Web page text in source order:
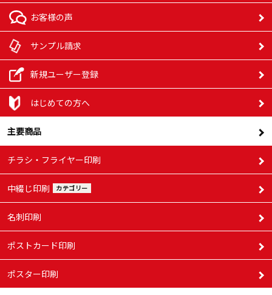
お客様の声
サンプル請求
新規ユーザー登録
はじめての方へ
主要商品
チラシ・フライヤー印刷
中綴じ印刷 カテゴリー
名刺印刷
ポストカード印刷
ポスター印刷